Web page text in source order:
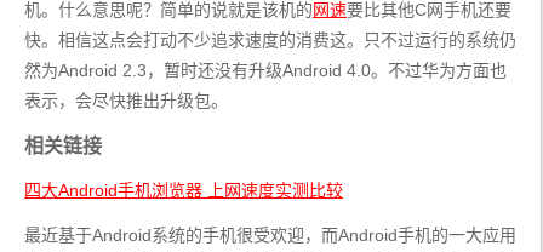
机。什么意思呢？简单的说就是该机的网速要比其他C网手机还要
快。相信这点会打动不少追求速度的消费这。只不过运行的系统仍
然为Android 2.3，暂时还没有升级Android 4.0。不过华为方面也
表示，会尽快推出升级包。
相关链接
四大Android手机浏览器 上网速度实测比较
最近基于Android系统的手机很受欢迎，而Android手机的一大应用